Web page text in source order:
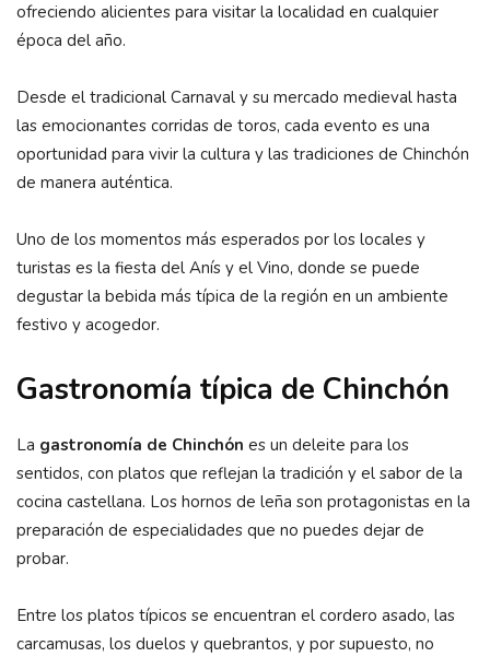
ofreciendo alicientes para visitar la localidad en cualquier
época del año.
Desde el tradicional Carnaval y su mercado medieval hasta
las emocionantes corridas de toros, cada evento es una
oportunidad para vivir la cultura y las tradiciones de Chinchón
de manera auténtica.
Uno de los momentos más esperados por los locales y
turistas es la fiesta del Anís y el Vino, donde se puede
degustar la bebida más típica de la región en un ambiente
festivo y acogedor.
Gastronomía típica de Chinchón
La gastronomía de Chinchón es un deleite para los
sentidos, con platos que reflejan la tradición y el sabor de la
cocina castellana. Los hornos de leña son protagonistas en la
preparación de especialidades que no puedes dejar de
probar.
Entre los platos típicos se encuentran el cordero asado, las
carcamusas, los duelos y quebrantos, y por supuesto, no